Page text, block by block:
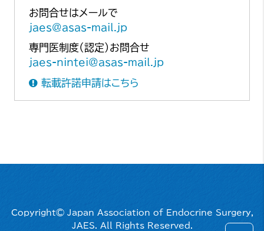
お問合せはメールで
jaes@asas-mail.jp
専門医制度（認定）お問合せ
jaes-nintei@asas-mail.jp
転載許諾申請はこちら
Copyright© Japan Association of Endocrine Surgery,
JAES. All Rights Reserved.